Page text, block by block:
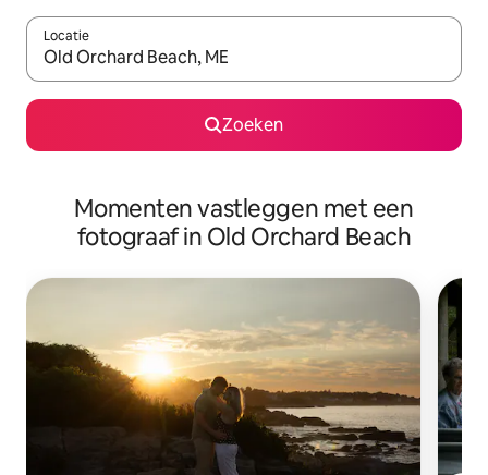
Locatie
Wanneer er suggesties beschikbaar zijn, maak je een keuze
Zoeken
Momenten vastleggen met een
fotograaf in Old Orchard Beach